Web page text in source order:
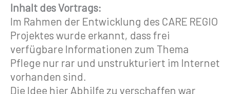
Inhalt des Vortrags:
Im Rahmen der Entwicklung des CARE REGIO
Projektes wurde erkannt, dass frei
verfügbare Informationen zum Thema
Pflege nur rar und unstrukturiert im Internet
vorhanden sind.
Die Idee hier Abhilfe zu verschaffen war